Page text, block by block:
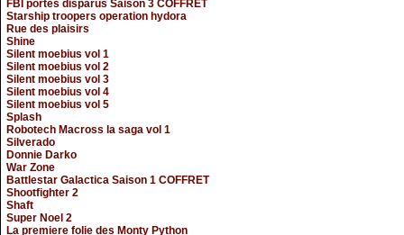
FBI portes disparus Saison 3 COFFRET
Starship troopers operation hydora
Rue des plaisirs
Shine
Silent moebius vol 1
Silent moebius vol 2
Silent moebius vol 3
Silent moebius vol 4
Silent moebius vol 5
Splash
Robotech Macross la saga vol 1
Silverado
Donnie Darko
War Zone
Battlestar Galactica Saison 1 COFFRET
Shootfighter 2
Shaft
Super Noel 2
La premiere folie des Monty Python